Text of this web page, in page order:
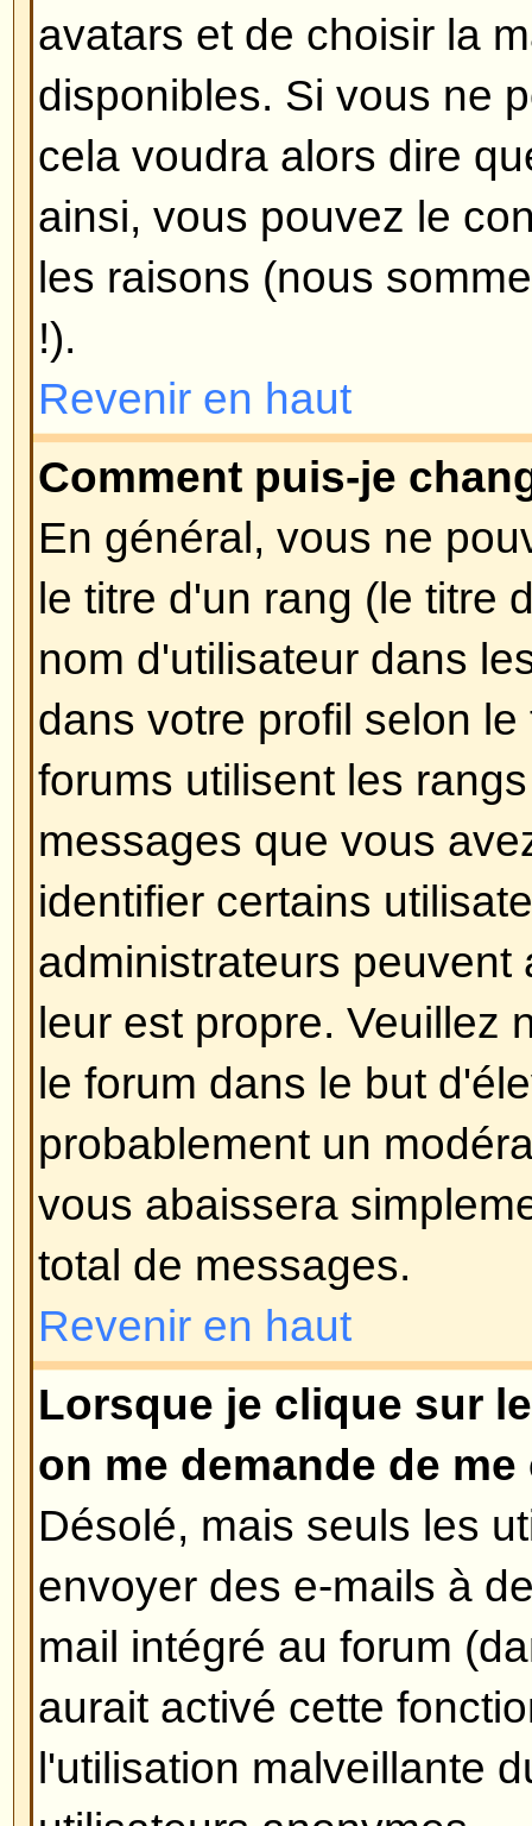
Pour ajouter une signature à un
d'abord en créer une, en allant
fois créée, vous pouvez cocher
signature
lors de la composition
ajouter votre signature. Vous
votre signature à tous vos
case appropriée dans votre
toujours empêcher d'attacher
message en particulier en
sa signature lors de sa
Revenir en haut
Comment puis-je créer un
Créer un sondage est facile,
nouveau sujet (ou éditez le
sujet, si vous en avez le droit)
une partieAjouter un sondage
Poster un
ne le voyez pas, c'est que vous
pas le droit de créer des
un titre pour le sondage et au
définir une option, entrez son
appropriée puis cliquez sur le
Vous pouvez également définir
sondage, 0 est un sondage
le nombre d'options que vous
limite est fixée par
Revenir en haut
Comment puis-je éditer ou
Comme pour les messages, les
uniquement être édités par le
modérateur ou un
sondage, cliquez sur le bouton
message du sujet (il a toujours
avec lui). Si personne n'a
alors supprimer le sondage ou
option du sondage, par contre,
voté, seuls les modérateurs et
l'éditer ou le supprimer. Ceci